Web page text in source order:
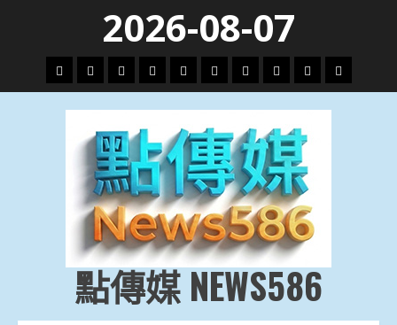
content
2026-08-07
頭
條
財
經
地
方.
會
文
教.
技
專
題
娛
樂
劇
政
治
國
際
運
動
生
活
點傳媒 NEWS586